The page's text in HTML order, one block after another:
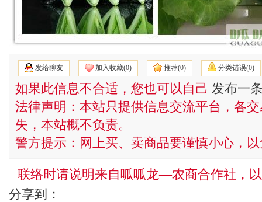
发给聊友 加入收藏(0) 推荐(0) 分类错误(0)
如果此信息不合适，您也可以自己 发布一
法律声明：本站只提供信息交流平台，各
失，本站概不负责。
警方提示：网上买、卖商品要谨慎小心，
联络时请说明来自呱呱龙—农商合作社，
分享到：